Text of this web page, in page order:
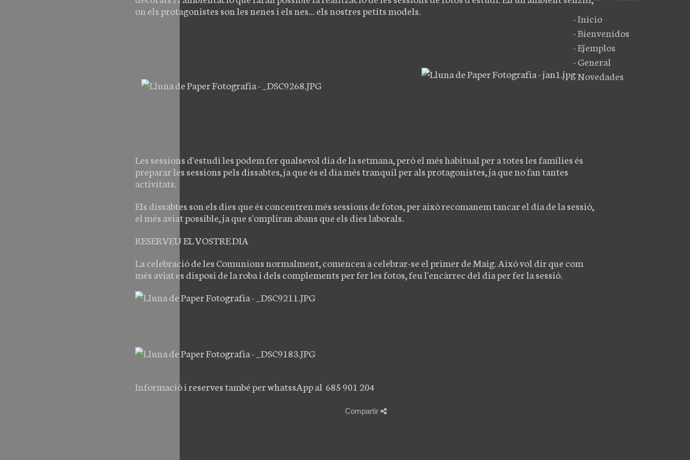
on els protagonistes son les nenes i els nes... els nostres petits models.
Les sessions d'estudi les podem fer qualsevol dia de la setmana, però el més habitual per a totes les famílies és
preparar les sessions pels dissabtes, ja que és el dia més tranquil per als protagonistes, ja que no fan tantes
activitats.
Els dissabtes son els dies que és concentren més sessions de fotos, per això recomanem tancar el dia de la sessió,
el més aviat possible, ja que s'ompliran abans que els dies laborals.
RESERVEU EL VOSTRE DIA
La celebració de les Comunions normalment, comencen a celebrar-se el primer de Maig. Aixó vol dir que com
més aviat es disposi de la roba i dels complements per fer les fotos, feu l'encàrrec del dia per fer la sessió.
Informació i reserves també per whatssApp al 685 901 204
Compartir
- Inicio
- Bienvenidos
- Ejemplos
- General
- Novedades